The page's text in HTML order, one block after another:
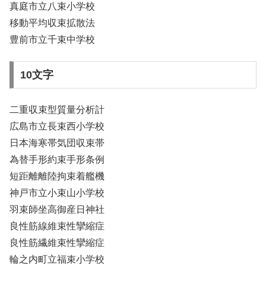
真庭市立八束小学校
移動平均収束拡散法
豊前市立千束中学校
10文字
二重収束型質量分析計
広島市立長束西小学校
日本海寒帯気団収束帯
為替手形約束手形条例
短距離離陸拘束着艦機
神戸市立小束山小学校
羽束師坐高御産日神社
良性筋線維束性攣縮症
良性筋繊維束性攣縮症
輪之内町立福束小学校